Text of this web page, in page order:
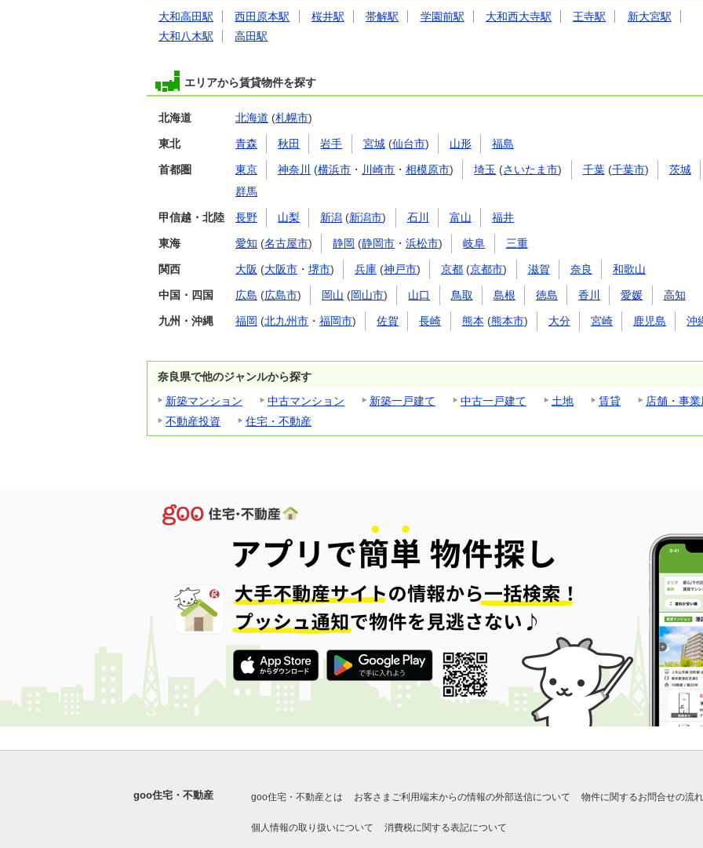
大和高田駅 西田原本駅 桜井駅 帯解駅 学園前駅 大和西大寺駅 王寺駅
新大宮駅
大和八木駅
高田駅
エリアから賃貸物件を探す
北海道 北海道 (札幌市)
東北 青森 秋田 岩手 宮城(仙台市) 山形 福島
首都圏 東京 神奈川 (横浜市 ・ 川崎市 ・相模原市) 埼玉 (さいたま市) 千葉(千葉市) 茨城
群馬
甲信越・北陸 長野 山梨 新潟 (新潟市) 石川 富山 福井
東海 愛知 (名古屋市) 静岡 (静岡市 ・浜松市) 岐阜 三重
関西 大阪 (大阪市 ・ 堺市) 兵庫 (神戸市) 京都 (京都市) 滋賀 奈良 和歌山
中国・四国 広島 (広島市) 岡山 (岡山市) 山口 鳥取 島根 徳島 香川 愛媛 高知
九州・沖縄 福岡 (北九州市 ・ 福岡市) 佐賀 長崎 熊本 (熊本市) 大分 宮崎 鹿児島 沖
奈良県で他のジャンルから探す
新築マンション
中古マンション 新築一戸建て 中古一戸建て 土地 賃貸
店舗・事業
不動産投資
住宅・不動産
goo住宅・不動産 goo住宅・不動産とは お客さまご利用端末からの情報の外部送信について 物件に関するお問合せの流れ
個人情報の取り扱いについて 消費税に関する表記について